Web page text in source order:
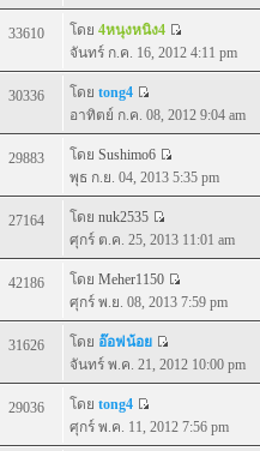
33610 โดย 4หนุงหนิง4
จันทร์ ก.ค. 16, 2012 4:11 pm
30336 โดย tong4
อาทิตย์ ก.ค. 08, 2012 9:04 am
29883 โดย Sushimo6
พุธ ก.ย. 04, 2013 5:35 pm
27164 โดย nuk2535
ศุกร์ ต.ค. 25, 2013 11:01 am
42186 โดย Meher1150
ศุกร์ พ.ย. 08, 2013 7:59 pm
31626 โดย อ๊อฟน้อย
จันทร์ พ.ค. 21, 2012 10:00 pm
29036 โดย tong4
ศุกร์ พ.ค. 11, 2012 7:56 pm